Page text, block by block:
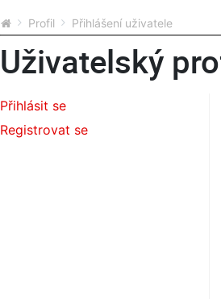
Profil Přihlášení uživatele
Uživatelský
Přihlásit se
Registrovat se